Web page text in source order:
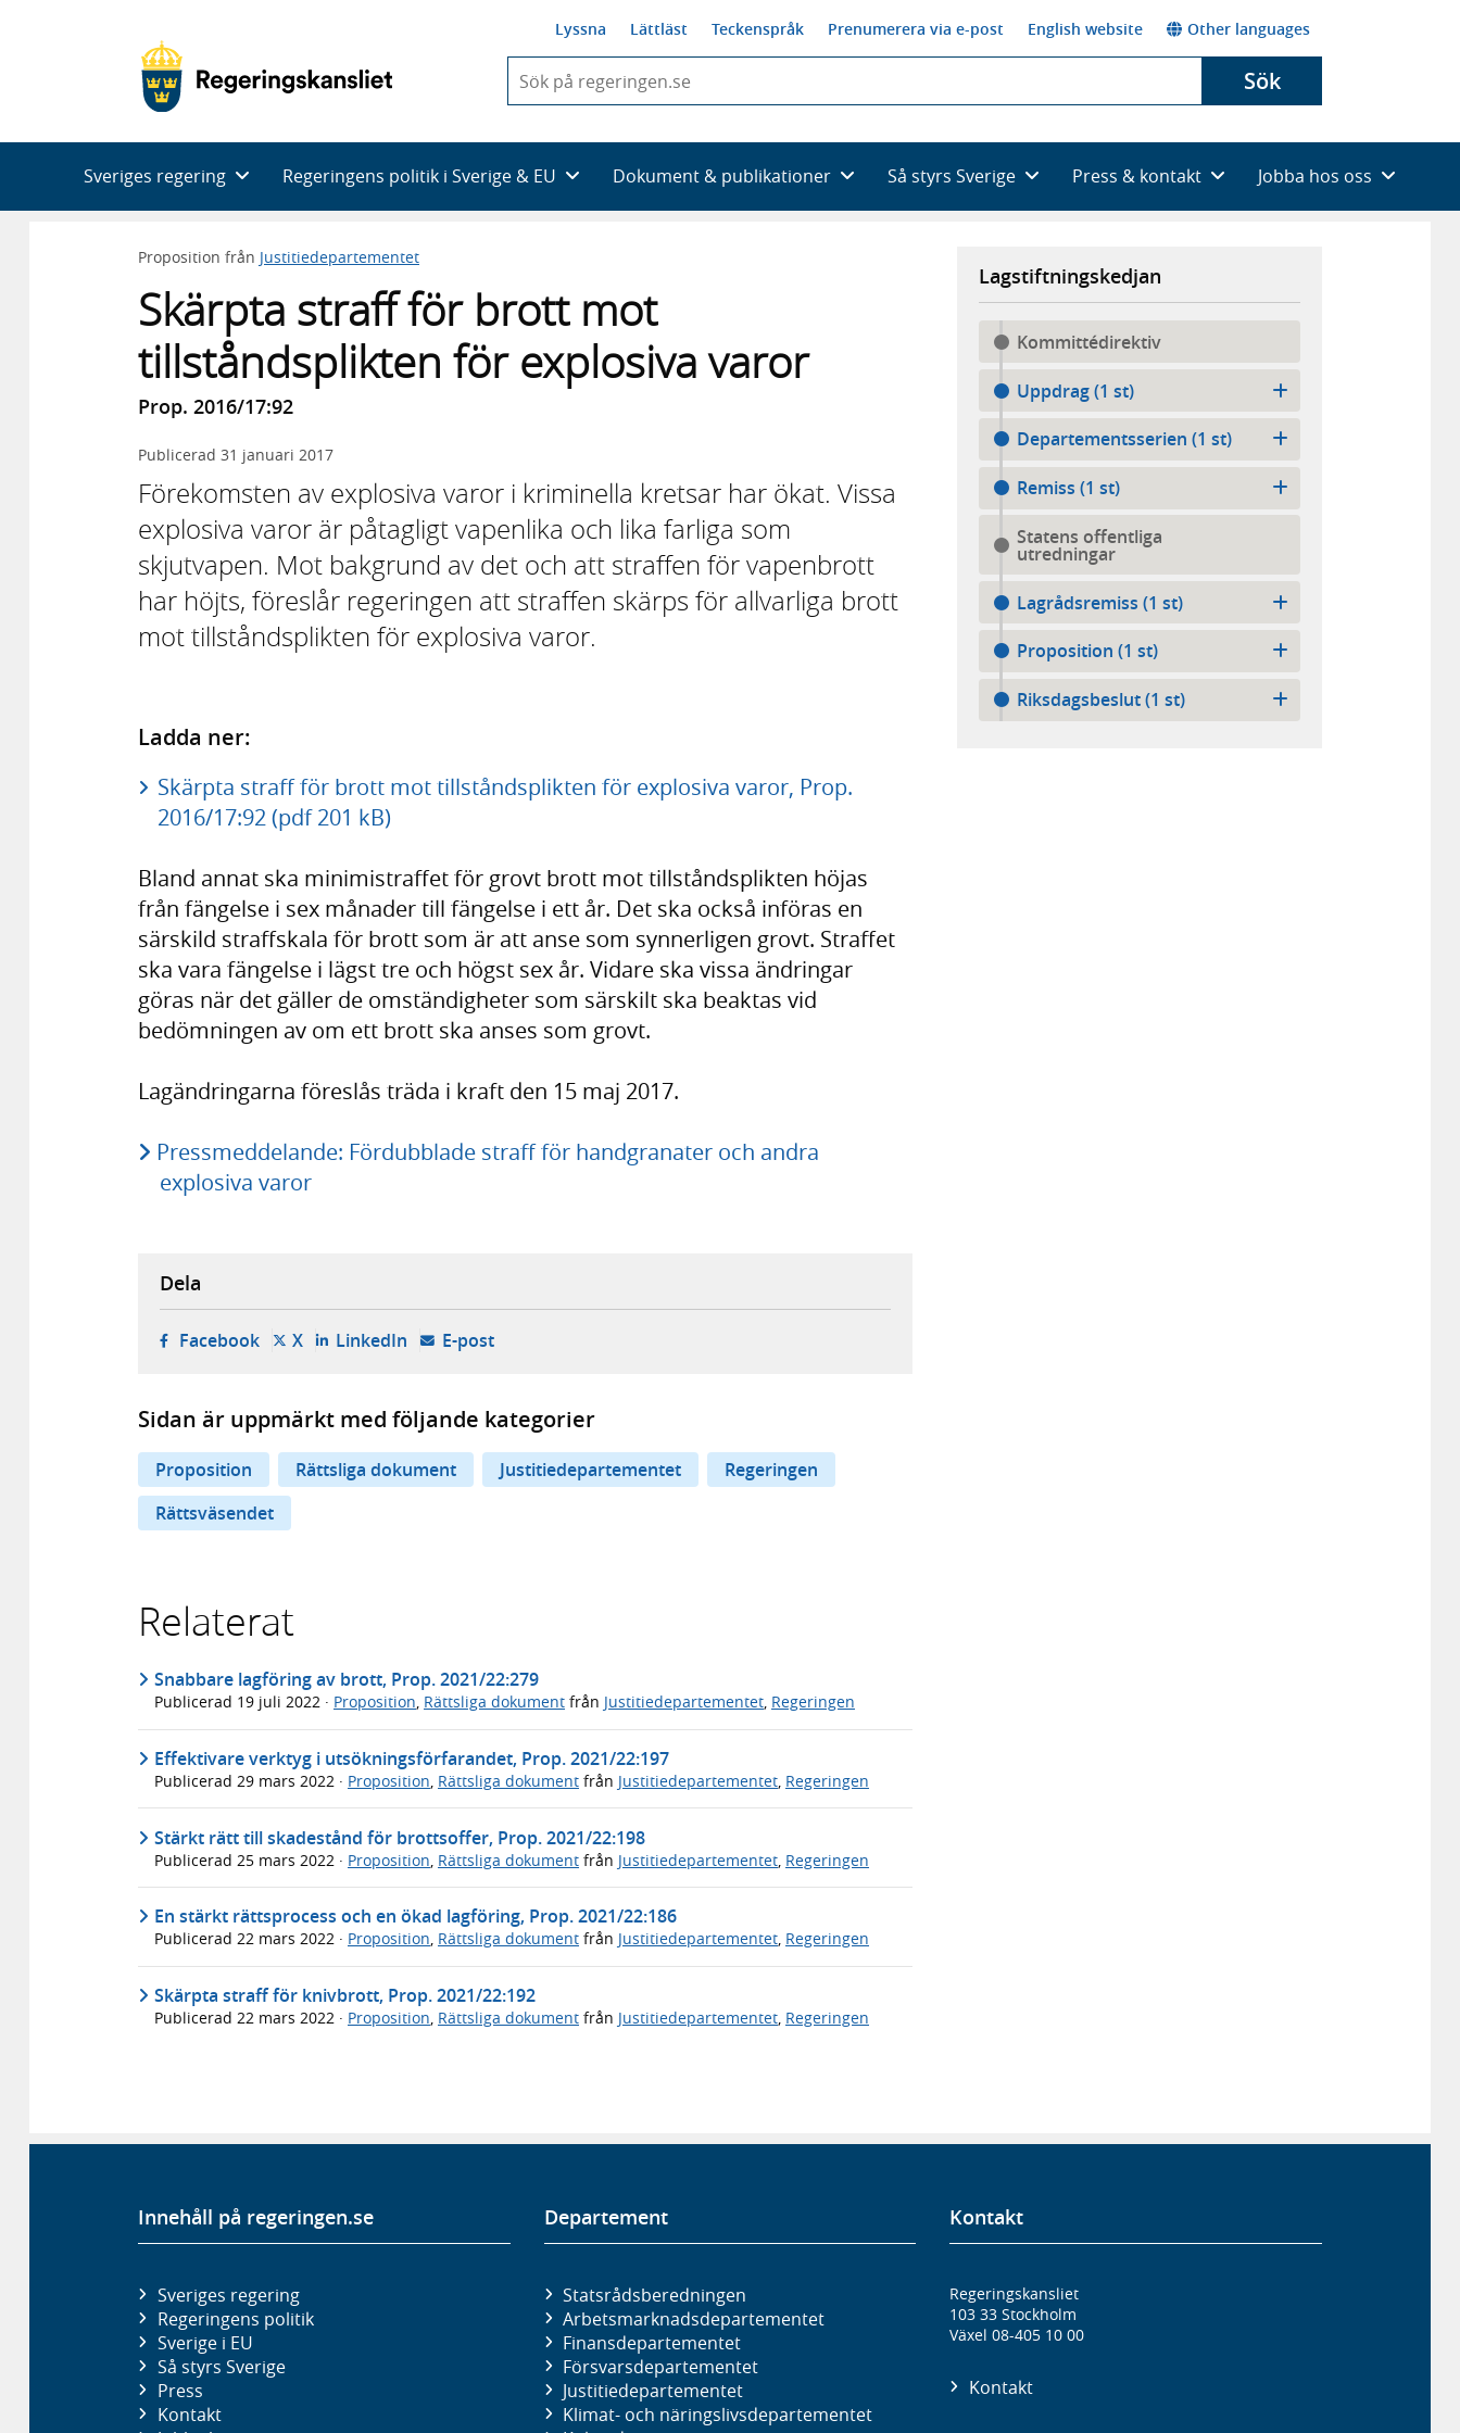
Lyssna Lättläst Teckenspråk Prenumerera via e-post English website Other languages
du
skriva
framträder
en
Sök
Sveriges regering Regeringens politik i Sverige & EU Dokument & publikationer Så styrs Sverige Press & kontakt Jobba hos oss
Proposition från Justitiedepartementet
Skärpta straff för brott mot
tillståndsplikten för explosiva varor
Prop. 2016/17:92
Publicerad 31 januari 2017
Förekomsten av explosiva varor i kriminella kretsar har ökat. Vissa
explosiva varor är påtagligt vapenlika och lika farliga som
skjutvapen. Mot bakgrund av det och att straffen för vapenbrott
har höjts, föreslår regeringen att straffen skärps för allvarliga brott
mot tillståndsplikten för explosiva varor.
Ladda ner:
Skärpta straff för brott mot tillståndsplikten för explosiva varor, Prop.
2016/17:92 (pdf 201 kB)
Bland annat ska minimistraffet för grovt brott mot tillståndsplikten höjas
från fängelse i sex månader till fängelse i ett år. Det ska också införas en
särskild straffskala för brott som är att anse som synnerligen grovt. Straffet
ska vara fängelse i lägst tre och högst sex år. Vidare ska vissa ändringar
göras när det gäller de omständigheter som särskilt ska beaktas vid
bedömningen av om ett brott ska anses som grovt.
Lagändringarna föreslås träda i kraft den 15 maj 2017.
Pressmeddelande: Fördubblade straff för handgranater och andra
explosiva varor
Lagstiftningskedjan
Kommittédirektiv
Uppdrag (1 st)
Departementsserien (1 st)
Remiss (1 st)
Statens offentliga
utredningar
Lagrådsremiss (1 st)
Proposition (1 st)
Riksdagsbeslut (1 st)
Dela
Facebook- öppnas i ny flik, extern webbplats,
X- öppnas i ny flik, extern webbplats,
LinkedIn- öppnas i ny flik, extern webbplats,
E-post- öppnar din e-postklient,
Sidan är uppmärkt med följande kategorier
Proposition Rättsliga dokument Justitiedepartementet
Regeringen
Rättsväsendet
Relaterat
Snabbare lagföring av brott, Prop. 2021/22:279
Publicerad 19 juli 2022 · Proposition, Rättsliga dokument från Justitiedepartementet, Regeringen
Effektivare verktyg i utsökningsförfarandet, Prop. 2021/22:197
Publicerad 29 mars 2022 · Proposition, Rättsliga dokument från Justitiedepartementet, Regeringen
Stärkt rätt till skadestånd för brottsoffer, Prop. 2021/22:198
Publicerad 25 mars 2022 · Proposition Rättsliga dokument från Justitiedepartementet Regeringen
En stärkt rättsprocess och en ökad lagföring, Prop. 2021/22:186
Publicerad 22 mars 2022 · Proposition, Rättsliga dokument från Justitiedepartementet, Regeringen
Skärpta straff för knivbrott, Prop. 2021/22:192
Publicerad 22 mars 2022 · Proposition, Rättsliga dokument från Justitiedepartementet, Regeringen
Innehåll på regeringen.se
Sveriges regering
Regeringens politik
Sverige i EU
Så styrs Sverige
Press
Kontakt
Departement
Statsrådsberedningen
Arbetsmarknads­departementet
Finans­departementet
Försvars­departementet
Justitie­departementet
Klimat- och näringslivs­departementet
Kontakt
Regeringskansliet
103 33 Stockholm
Växel 08-405 10 00
Kontakt